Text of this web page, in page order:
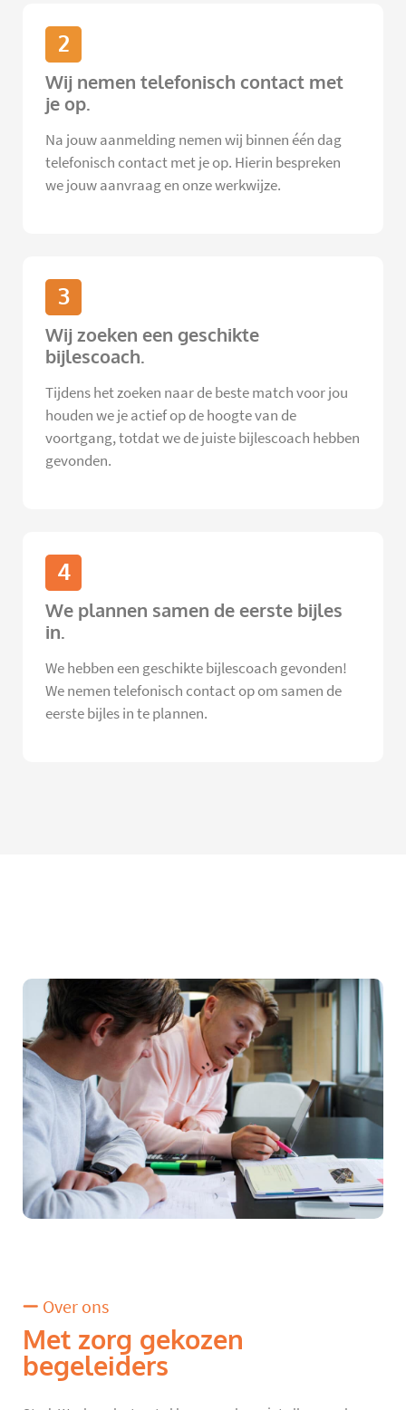
2
Wij nemen telefonisch contact met
je op.
Na jouw aanmelding nemen wij binnen één dag
telefonisch contact met je op. Hierin bespreken
we jouw aanvraag en onze werkwijze.
3
Wij zoeken een geschikte
bijlescoach.
Tijdens het zoeken naar de beste match voor jou
houden we je actief op de hoogte van de
voortgang, totdat we de juiste bijlescoach hebben
gevonden.
4
We plannen samen de eerste bijles
in.
We hebben een geschikte bijlescoach gevonden!
We nemen telefonisch contact op om samen de
eerste bijles in te plannen.
Over ons
Met zorg gekozen
begeleiders